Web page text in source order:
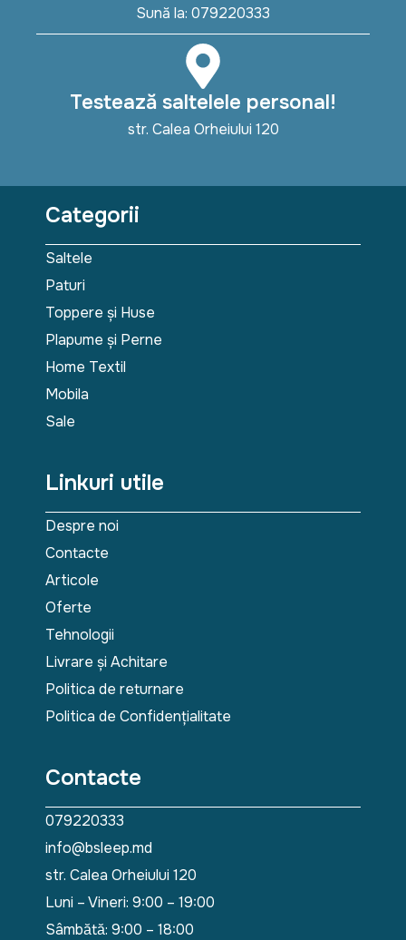
Sună la: 079220333
Testează saltelele personal!
str. Calea Orheiului 120
Categorii
Saltele
Paturi
Toppere și Huse
Plapume și Perne
Home Textil
Mobila
Sale
Linkuri utile
Despre noi
Contacte
Articole
Oferte
Tehnologii
Livrare și Achitare
Politica de returnare
Politica de Confidențialitate
Contacte
079220333
info@bsleep.md
str. Calea Orheiului 120
Luni – Vineri: 9:00 – 19:00
Sâmbătă: 9:00 – 18:00